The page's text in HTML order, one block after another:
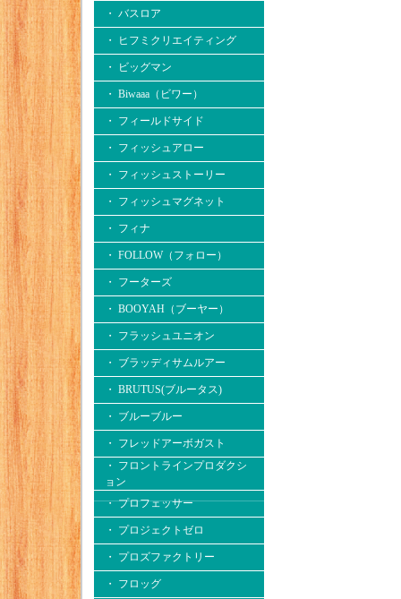
・ バスロア
・ ヒフミクリエイティング
・ ビッグマン
・ Biwaaa（ビワー）
・ フィールドサイド
・ フィッシュアロー
・ フィッシュストーリー
・ フィッシュマグネット
・ フィナ
・ FOLLOW（フォロー）
・ フーターズ
・ BOOYAH（ブーヤー）
・ フラッシュユニオン
・ ブラッディサムルアー
・ BRUTUS(ブルータス)
・ ブルーブルー
・ フレッドアーボガスト
・ フロントラインプロダクシ
ョン
・ プロフェッサー
・ プロジェクトゼロ
・ プロズファクトリー
・ フロッグ